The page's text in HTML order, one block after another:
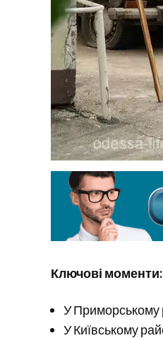
Ключові моменти:
У Приморському
У Київському